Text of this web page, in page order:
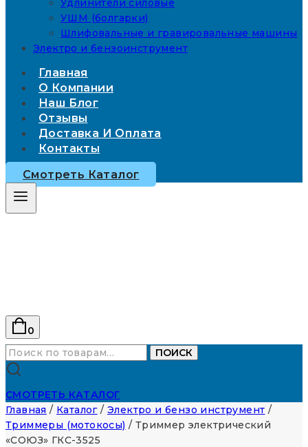
Удлинители силовые
УШМ (болгарки)
Шлифовальные и гравировальные машины
Электро и бензоинструмент
Главная
О Компании
Наш Блог
Отзывы
Доставка И Оплата
Контакты
Смотреть Каталог
0
Искать:
ПОИСК
СМОТРЕТЬ КАТАЛОГ
Главная / Каталог / Электро и бензо инструмент /
Триммеры (мотокосы) / Триммер электрический
«СОЮЗ» ГКС-3525